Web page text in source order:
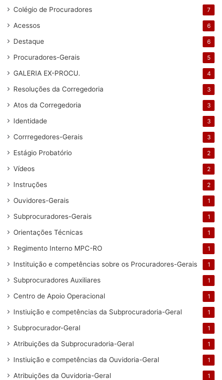
Colégio de Procuradores 7
Acessos 6
Destaque 6
Procuradores-Gerais 5
GALERIA EX-PROCU. 4
Resoluções da Corregedoria 3
Atos da Corregedoria 3
Identidade 3
Corrregedores-Gerais 3
Estágio Probatório 2
Vídeos 2
Instruções 2
Ouvidores-Gerais 1
Subprocuradores-Gerais 1
Orientações Técnicas 1
Regimento Interno MPC-RO 1
Instituição e competências sobre os Procuradores-Gerais 1
Subprocuradores Auxiliares 1
Centro de Apoio Operacional 1
Instiuição e competências da Subprocuradoria-Geral 1
Subprocurador-Geral 1
Atribuições da Subprocuradoria-Geral 1
Instiuição e competências da Ouvidoria-Geral 1
Atribuições da Ouvidoria-Geral 1